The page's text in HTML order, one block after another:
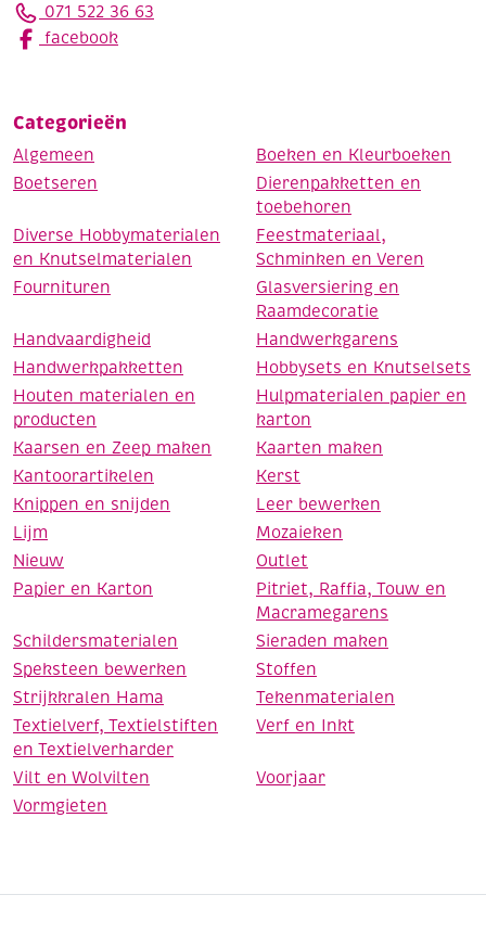
071 522 36 63
facebook
Categorieën
Algemeen
Boeken en Kleurboeken
Boetseren
Dierenpakketten en
toebehoren
Diverse Hobbymaterialen
en Knutselmaterialen
Feestmateriaal,
Schminken en Veren
Fournituren
Glasversiering en
Raamdecoratie
Handvaardigheid
Handwerkgarens
Handwerkpakketten
Hobbysets en Knutselsets
Houten materialen en
producten
Hulpmaterialen papier en
karton
Kaarsen en Zeep maken
Kaarten maken
Kantoorartikelen
Kerst
Knippen en snijden
Leer bewerken
Lijm
Mozaieken
Nieuw
Outlet
Papier en Karton
Pitriet, Raffia, Touw en
Macramegarens
Schildersmaterialen
Sieraden maken
Speksteen bewerken
Stoffen
Strijkkralen Hama
Tekenmaterialen
Textielverf, Textielstiften
en Textielverharder
Verf en Inkt
Vilt en Wolvilten
Voorjaar
Vormgieten